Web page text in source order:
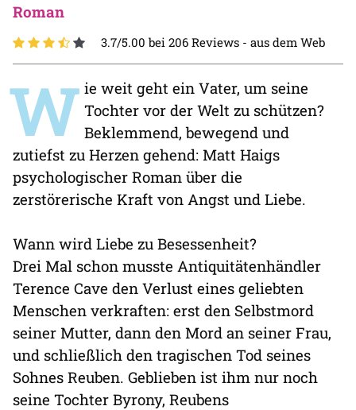
Roman
3.7/5.00 bei 206 Reviews - aus dem Web
W ie weit geht ein Vater, um seine
Tochter vor der Welt zu schützen?
Beklemmend, bewegend und
zutiefst zu Herzen gehend: Matt Haigs
psychologischer Roman über die
zerstörerische Kraft von Angst und Liebe.
Wann wird Liebe zu Besessenheit?
Drei Mal schon musste Antiquitätenhändler
Terence Cave den Verlust eines geliebten
Menschen verkraften: erst den Selbstmord
seiner Mutter, dann den Mord an seiner Frau,
und schließlich den tragischen Tod seines
Sohnes Reuben. Geblieben ist ihm nur noch
seine Tochter Byrony, Reubens